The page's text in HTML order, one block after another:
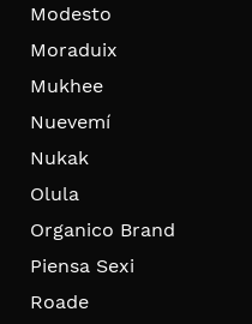
Modesto
Moraduix
Mukhee
Nuevemí
Nukak
Olula
Organico Brand
Piensa Sexi
Roade